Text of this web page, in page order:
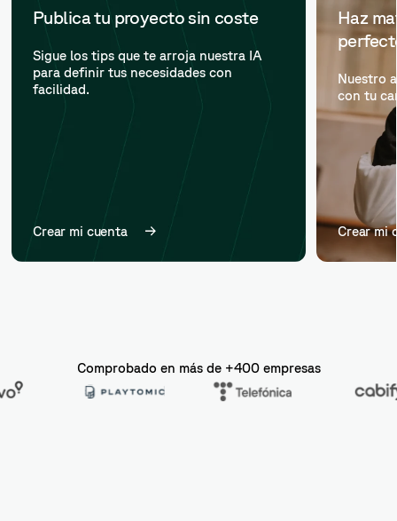
Publica tu proyecto sin coste
Sigue los tips que te arroja nuestra IA
para definir tus necesidades con
facilidad.
Crear mi cuenta
Haz
Nuestro
con tu
Crear mi
Comprobado en más de +400 empresas